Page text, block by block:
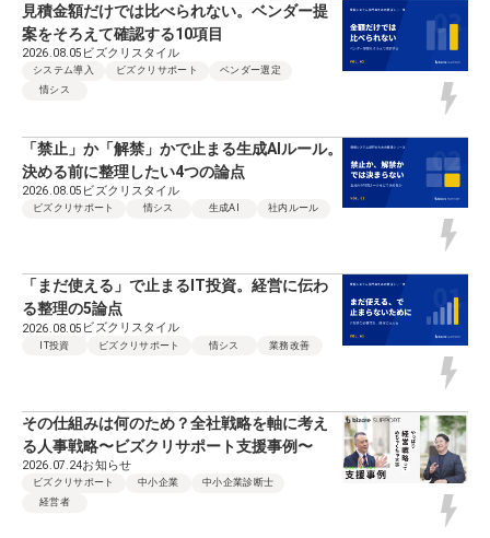
見積金額だけでは比べられない。ベンダー提
案をそろえて確認する10項目
2026.08.05 ビズクリスタイル
システム導入 ビズクリサポート
ベンダー選定
情シス
「禁止」か「解禁」かで止まる生成AIルール。
決める前に整理したい4つの論点
2026.08.05 ビズクリスタイル
ビズクリサポート 情シス 生成AI 社内ルール
「まだ使える」で止まるIT投資。経営に伝わ
る整理の5論点
2026.08.05 ビズクリスタイル
IT投資 ビズクリサポート 情シス 業務改善
その仕組みは何のため？全社戦略を軸に考え
る人事戦略〜ビズクリサポート支援事例〜
2026.07.24お知らせ
ビズクリサポート 中小企業
中小企業診断士
経営者